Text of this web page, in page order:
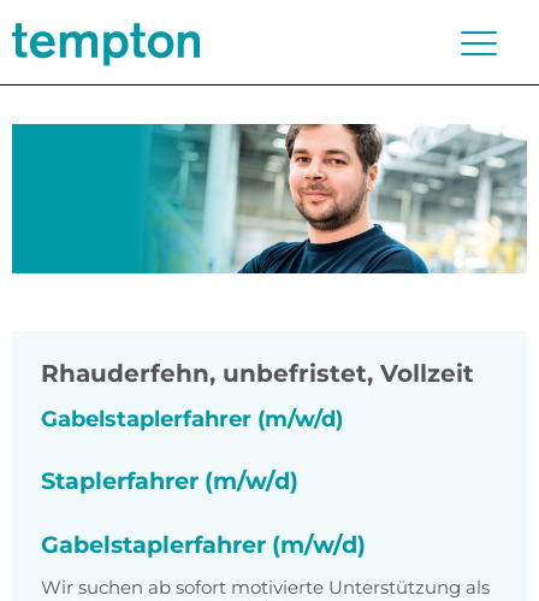
Rhauderfehn, unbefristet, Vollzeit
Gabelstaplerfahrer (m/w/d)
Staplerfahrer (m/w/d)
Gabelstaplerfahrer (m/w/d)
Wir suchen ab sofort motivierte Unterstützung als